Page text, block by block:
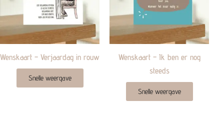
Wenskaart – Verjaardag in rouw
Snelle weergave
Wenskaart – Ik ben er nog
steeds
Snelle weergave